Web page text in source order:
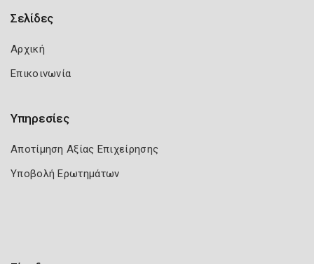
Σελίδες
Αρχική
Επικοινωνία
Υπηρεσίες
Αποτίμηση Αξίας Επιχείρησης
Υποβολή Ερωτημάτων